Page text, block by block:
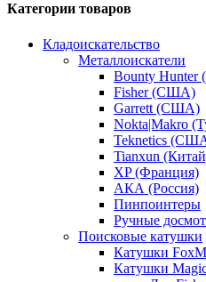
Категории товаров
Кладоискательство
Металлоискатели
Bounty
Fisher (США)
Garrett (США)
Nokta|Makro
Teknetics
Tianxun
XP (Франция)
АКА (Россия)
Пинпоинтеры
Ручные
Поисковые катушки
Катушки
Катушки